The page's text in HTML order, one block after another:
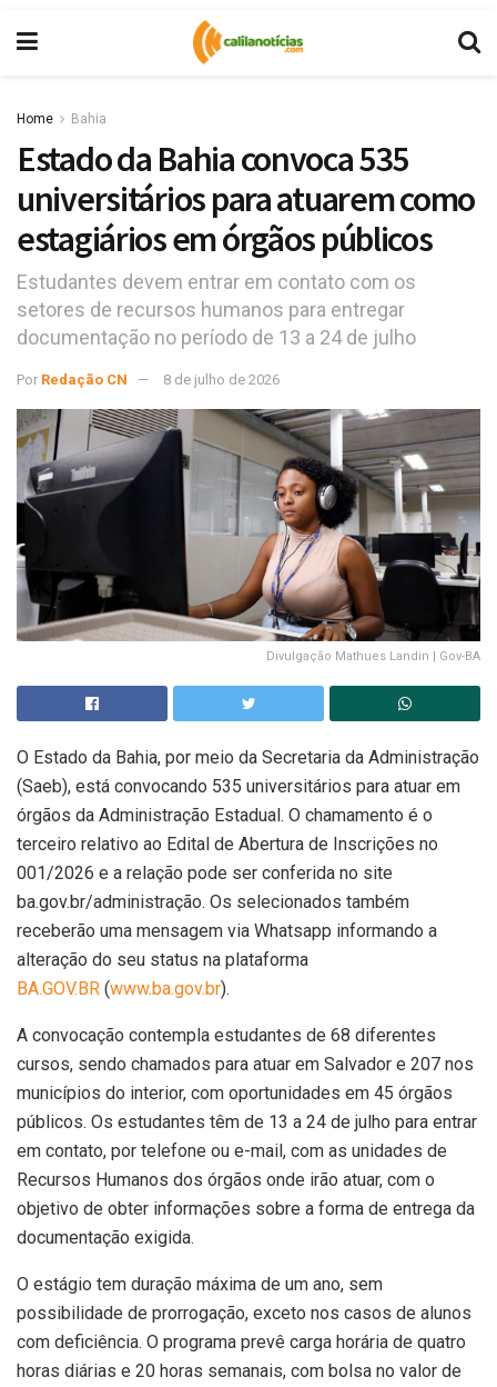
Home Bahia
Estado da Bahia convoca 535
universitários para atuarem como
estagiários em órgãos públicos
Estudantes devem entrar em contato com os
setores de recursos humanos para entregar
documentação no período de 13 a 24 de julho
Por Redação CN 8 de julho de 2026
Divulgação Mathues Landin | Gov-BA
O Estado da Bahia, por meio da Secretaria da Administração
(Saeb), está convocando 535 universitários para atuar em
órgãos da Administração Estadual. O chamamento é o
terceiro relativo ao Edital de Abertura de Inscrições no
001/2026 e a relação pode ser conferida no site
ba.gov.br/administração. Os selecionados também
receberão uma mensagem via Whatsapp informando a
alteração do seu status na plataforma
BA.GOV.BR (www.ba.gov.br).
A convocação contempla estudantes de 68 diferentes
cursos, sendo chamados para atuar em Salvador e 207 nos
municípios do interior, com oportunidades em 45 órgãos
públicos. Os estudantes têm de 13 a 24 de julho para entrar
em contato, por telefone ou e-mail, com as unidades de
Recursos Humanos dos órgãos onde irão atuar, com o
objetivo de obter informações sobre a forma de entrega da
documentação exigida.
O estágio tem duração máxima de um ano, sem
possibilidade de prorrogação, exceto nos casos de alunos
com deficiência. O programa prevê carga horária de quatro
horas diárias e 20 horas semanais, com bolsa no valor de